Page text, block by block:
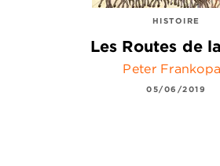
HISTOIRE
Les Routes de
Peter
05/06/2019